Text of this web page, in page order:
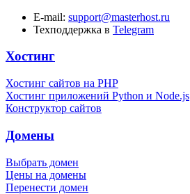
E-mail: support@masterhost.ru
Техподдержка в Telegram
Хостинг
Хостинг сайтов на PHP
Хостинг приложений Python и Node.js
Конструктор сайтов
Домены
Выбрать домен
Цены на домены
Перенести домен